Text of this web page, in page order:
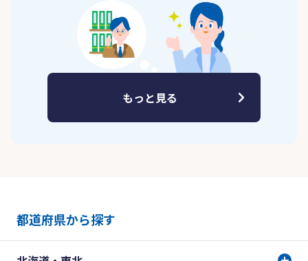
もっと見る
都道府県から探す